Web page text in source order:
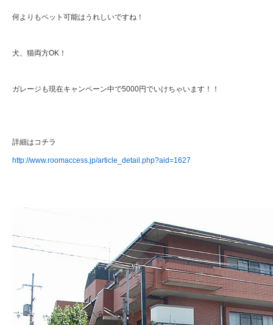
何よりもペット可能はうれしいですね！
犬、猫両方OK！
ガレージも現在キャンペーン中で5000円でいけちゃいます！！
詳細はコチラ
http://www.roomaccess.jp/article_detail.php?aid=1627